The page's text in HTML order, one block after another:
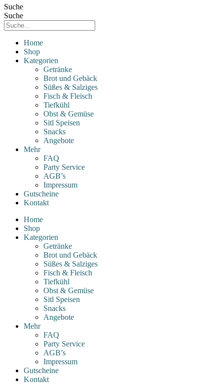
Suche
Suche
Home
Shop
Kategorien
Getränke
Brot und Gebäck
Süßes & Salziges
Fisch & Fleisch
Tiefkühl
Obst & Gemüse
Sitl Speisen
Snacks
Angebote
Mehr
FAQ
Party Service
AGB’s
Impressum
Gutscheine
Kontakt
Home
Shop
Kategorien
Getränke
Brot und Gebäck
Süßes & Salziges
Fisch & Fleisch
Tiefkühl
Obst & Gemüse
Sitl Speisen
Snacks
Angebote
Mehr
FAQ
Party Service
AGB’s
Impressum
Gutscheine
Kontakt